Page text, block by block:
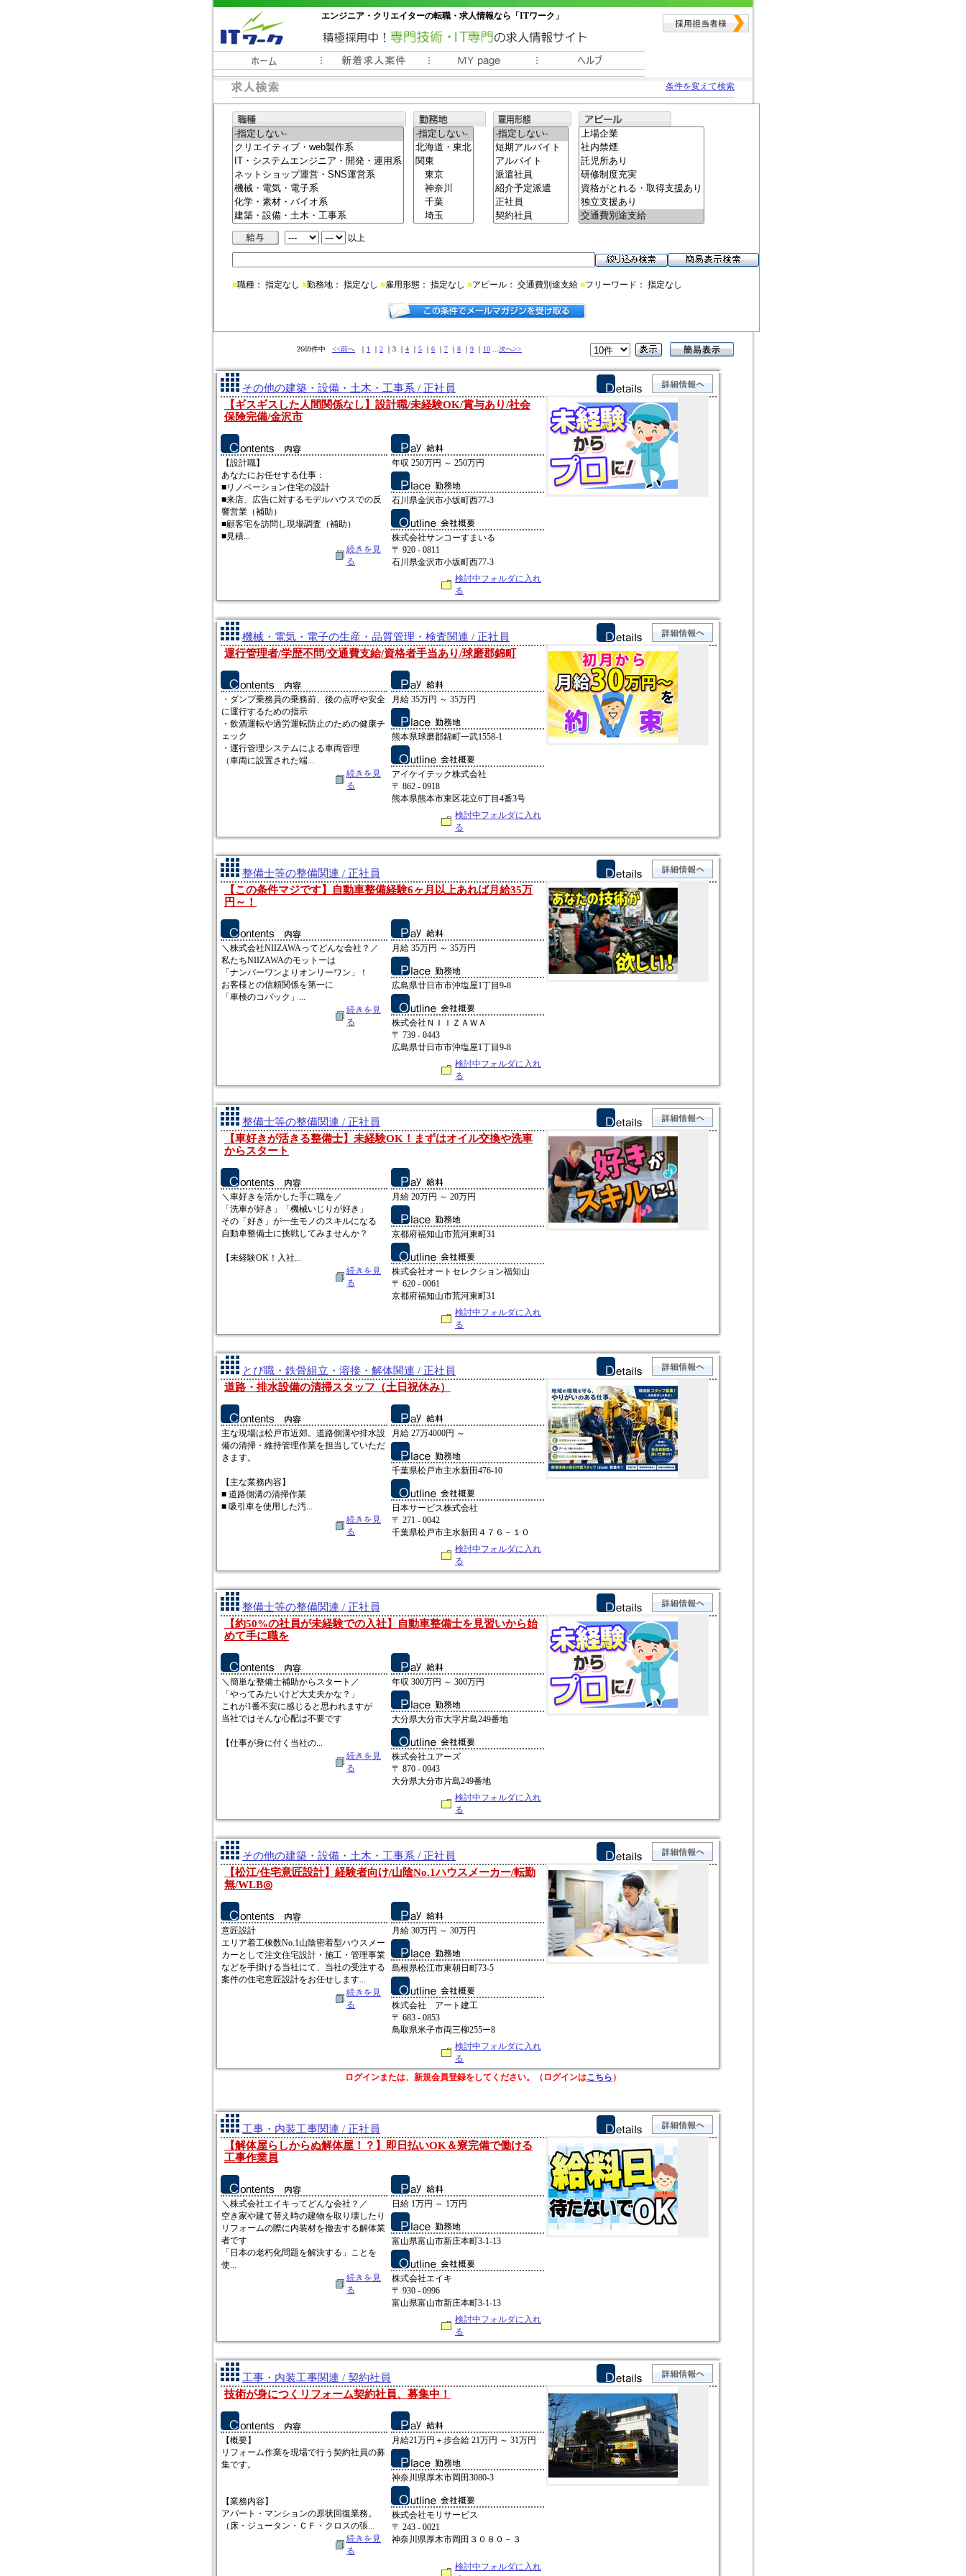
エンジニア・クリエイターの転職・求人情報なら「ITワーク」
常時3000件以上の求人情報掲載中
条件を変えて検索
以上
■職種： 指定なし ■勤務地： 指定なし ■雇用形態： 指定なし ■アピール： 交通費別途支給 ■フリーワード： 指定なし
2669件中 <<前へ ｜ 1 ｜ 2 ｜3 ｜ 4 ｜ 5 ｜ 6 ｜ 7 ｜ 8 ｜ 9 ｜ 10 次へ>>
その他の建築・設備・土木・工事系 / 正社員
【ギスギスした人間関係なし】設計職/未経験OK/賞与あり/社会
保険完備/金沢市
【設計職】
あなたにお任せする仕事：
■リノベーション住宅の設計
■来店、広告に対するモデルハウスでの反
響営業（補助）
■顧客宅を訪問し現場調査（補助）
■見積...
続きを見
る
年収 250万円 ～ 250万円
石川県金沢市小坂町西77-3
株式会社サンコーすまいる
〒 920 - 0811
石川県金沢市小坂町西77-3
検討中フォルダに入れ
る
機械・電気・電子の生産・品質管理・検査関連 / 正社員
運行管理者/学歴不問/交通費支給/資格者手当あり/球磨郡錦町
・ダンプ乗務員の乗務前、後の点呼や安全
に運行するための指示
・飲酒運転や過労運転防止のための健康チ
ェック
・運行管理システムによる車両管理
（車両に設置された端...
続きを見
る
月給 35万円 ～ 35万円
熊本県球磨郡錦町一武1558-1
アイケイテック株式会社
〒 862 - 0918
熊本県熊本市東区花立6丁目4番3号
検討中フォルダに入れ
る
整備士等の整備関連 / 正社員
【この条件マジです】自動車整備経験6ヶ月以上あれば月給35万
円～！
＼株式会社NIIZAWAってどんな会社？／
私たちNIIZAWAのモットーは
「ナンバーワンよりオンリーワン」！
お客様との信頼関係を第一に
「車検のコバック」...
続きを見
る
月給 35万円 ～ 35万円
広島県廿日市市沖塩屋1丁目9-8
株式会社ＮＩＩＺＡＷＡ
〒 739 - 0443
広島県廿日市市沖塩屋1丁目9-8
検討中フォルダに入れ
る
整備士等の整備関連 / 正社員
【車好きが活きる整備士】未経験OK！まずはオイル交換や洗車
からスタート
＼車好きを活かした手に職を／
「洗車が好き」「機械いじりが好き」
その「好き」が一生モノのスキルになる
自動車整備士に挑戦してみませんか？
【未経験OK！入社...
続きを見
る
月給 20万円 ～ 20万円
京都府福知山市荒河東町31
株式会社オートセレクション福知山
〒 620 - 0061
京都府福知山市荒河東町31
検討中フォルダに入れ
る
とび職・鉄骨組立・溶接・解体関連 / 正社員
道路・排水設備の清掃スタッフ（土日祝休み）
主な現場は松戸市近郊。道路側溝や排水設
備の清掃・維持管理作業を担当していただ
きます。
【主な業務内容】
■ 道路側溝の清掃作業
■ 吸引車を使用した汚...
続きを見
る
月給 27万4000円 ～
千葉県松戸市主水新田476-10
日本サービス株式会社
〒 271 - 0042
千葉県松戸市主水新田４７６－１０
検討中フォルダに入れ
る
整備士等の整備関連 / 正社員
【約50%の社員が未経験での入社】自動車整備士を見習いから始
めて手に職を
＼簡単な整備士補助からスタート／
「やってみたいけど大丈夫かな？」
これが1番不安に感じると思われますが
当社ではそんな心配は不要です
【仕事が身に付く当社の...
続きを見
る
年収 300万円 ～ 300万円
大分県大分市大字片島249番地
株式会社ユアーズ
〒 870 - 0943
大分県大分市片島249番地
検討中フォルダに入れ
る
その他の建築・設備・土木・工事系 / 正社員
【松江/住宅意匠設計】経験者向け/山陰No.1ハウスメーカー/転勤
無/WLB◎
意匠設計
エリア着工棟数No.1山陰密着型ハウスメー
カーとして注文住宅設計・施工・管理事業
などを手掛ける当社にて、当社の受注する
案件の住宅意匠設計をお任せします...
続きを見
る
月給 30万円 ～ 30万円
島根県松江市東朝日町73-5
株式会社 アート建工
〒 683 - 0853
鳥取県米子市両三柳255ー8
検討中フォルダに入れ
る
ログインまたは、新規会員登録をしてください。（ログインはこちら ）
工事・内装工事関連 / 正社員
【解体屋らしからぬ解体屋！？】即日払いOK＆寮完備で働ける
工事作業員
＼株式会社エイキってどんな会社？／
空き家や建て替え時の建物を取り壊したり
リフォームの際に内装材を撤去する解体業
者です
「日本の老朽化問題を解決する」ことを
使...
続きを見
る
日給 1万円 ～ 1万円
富山県富山市新庄本町3-1-13
株式会社エイキ
〒 930 - 0996
富山県富山市新庄本町3-1-13
検討中フォルダに入れ
る
工事・内装工事関連 / 契約社員
技術が身につくリフォーム契約社員、募集中！
【概要】
リフォーム作業を現場で行う契約社員の募
集です。
【業務内容】
アパート・マンションの原状回復業務。
（床・ジュータン・ＣＦ・クロスの張...
続きを見
る
月給21万円＋歩合給 21万円 ～ 31万円
神奈川県厚木市岡田3080-3
株式会社モリサービス
〒 243 - 0021
神奈川県厚木市岡田３０８０－３
検討中フォルダに入れ